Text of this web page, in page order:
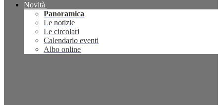
Novità
Panoramica
Le notizie
Le circolari
Calendario eventi
Albo online